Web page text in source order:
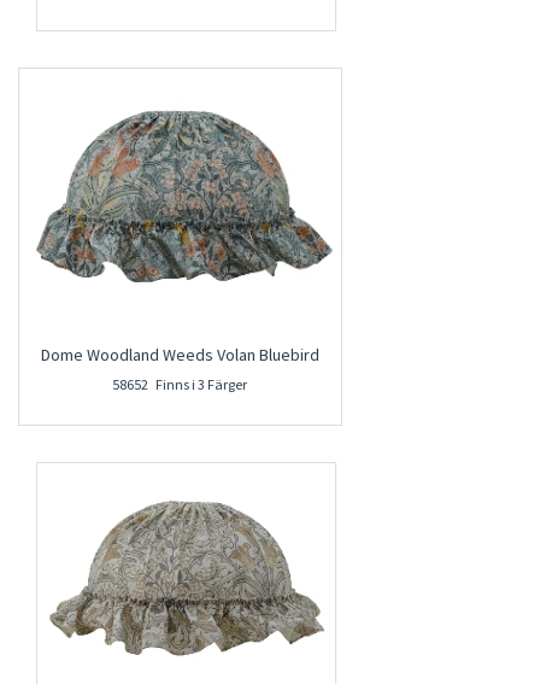
Dome Woodland Weeds Volan Bluebird
58652 Finns i 3 Färger